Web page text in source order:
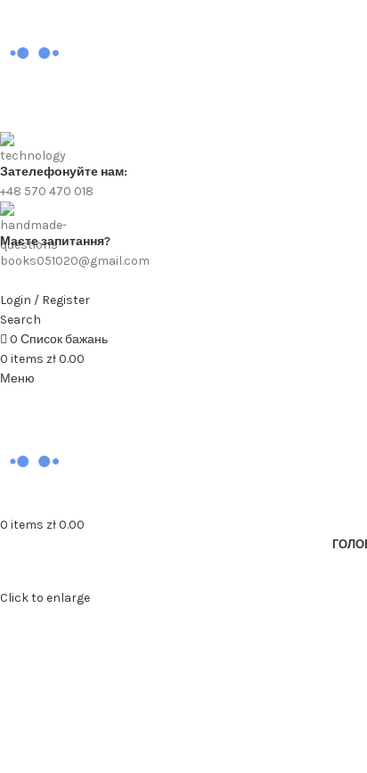
Зателефонуйте нам:
+48 570 470 018
Маєте запитання?
books051020@gmail.com
Login / Register
Search
0 Список бажань
0 items zł0.00
Меню
0 items zł0.00
Click to enlarge